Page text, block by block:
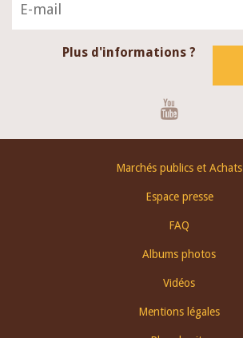
Plus d'informations ?
Marchés publics et Achats
Espace presse
FAQ
Albums photos
Vidéos
Mentions légales